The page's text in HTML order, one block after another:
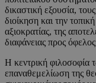
δικαστική εξουσία,
διοίκηση και την
αξιοκρατίας, της
διαφάνειας προς
Η κεντρική φιλοσοφία
επαναθεμελίωση της